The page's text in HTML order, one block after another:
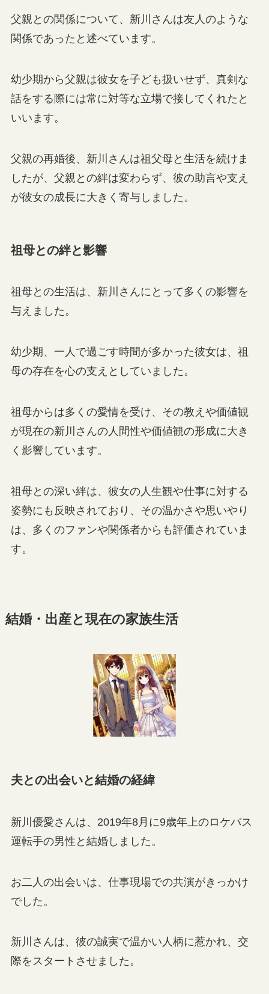
父親との関係について、新川さんは友人のような
関係であったと述べています。
幼少期から父親は彼女を子ども扱いせず、真剣な
話をする際には常に対等な立場で接してくれたと
いいます。
父親の再婚後、新川さんは祖父母と生活を続けま
したが、父親との絆は変わらず、彼の助言や支え
が彼女の成長に大きく寄与しました。
祖母との絆と影響
祖母との生活は、新川さんにとって多くの影響を
与えました。
幼少期、一人で過ごす時間が多かった彼女は、祖
母の存在を心の支えとしていました。
祖母からは多くの愛情を受け、その教えや価値観
が現在の新川さんの人間性や価値観の形成に大き
く影響しています。
祖母との深い絆は、彼女の人生観や仕事に対する
姿勢にも反映されており、その温かさや思いやり
は、多くのファンや関係者からも評価されていま
す。
結婚・出産と現在の家族生活
夫との出会いと結婚の経緯
新川優愛さんは、2019年8月に9歳年上のロケバス
運転手の男性と結婚しました。
お二人の出会いは、仕事現場での共演がきっかけ
でした。
新川さんは、彼の誠実で温かい人柄に惹かれ、交
際をスタートさせました。